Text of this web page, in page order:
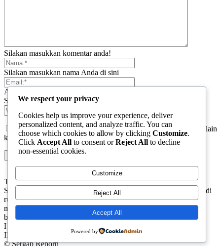
Silakan masukkan komentar anda!
Silakan masukkan nama Anda di sini
Anda telah memasukkan alamat email yang salah!
Silakan masukkan alamat email Anda di sini
Simpan nama, email, dan situs web saya di browser ini untuk lain
kali saya berkomentar.
TENTANG KAMI
Sergapreborn merupakan sebuah Media Nasional yang bergerak di
ruang jurnalistik, sebagai entitas pemberian ruang Publik, Media
merupakan literasi mutlak diperlukan sebagai kemampuan dasar
berpikir kritis untuk hidup di abad informasi.
Hubungi kami:
contact@sergapreborn.id
IKUTI KAMI
© Sergap Reborn
We respect your privacy
Cookies help us improve your experience, deliver
personalized content, and analyze traffic. You can
choose which cookies to allow by clicking Customize.
Click Accept All to consent orReject All to decline
non-essential cookies.
Customize
Reject All
Accept All
Powered by